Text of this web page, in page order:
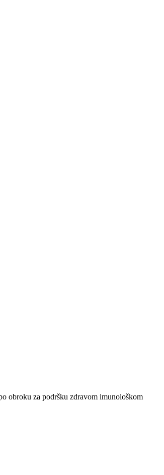
obroku za podršku zdravom imunološkom